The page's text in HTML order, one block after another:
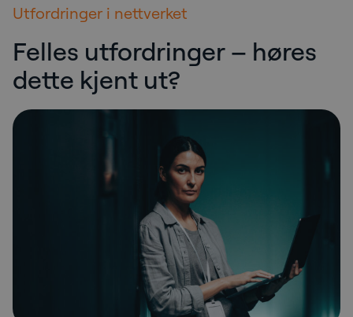
Utfordringer i nettverket
Felles utfordringer – høres
dette kjent ut?